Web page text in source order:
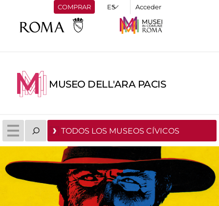
COMPRAR Acceder
MUSEO DELL'ARA PACIS
TODOS LOS MUSEOS CÍVICOS